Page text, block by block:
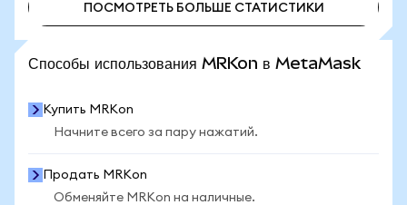
ПОСМОТРЕТЬ БОЛЬШЕ СТАТИСТИКИ
Способы использования MRKon в MetaMask
Купить MRKon
Начните всего за пару нажатий.
Продать MRKon
Обменяйте MRKon на наличные.